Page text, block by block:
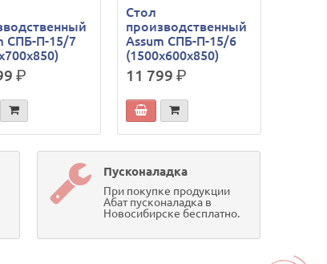
СПБ-П-15/7
р.
Стол
производственный
Assum СПБ-П-15/6
(1500х600х850)
11 799р.
Пусконаладка
При покупке продукции
Абат пусконаладка в
Новосибирске бесплатно.